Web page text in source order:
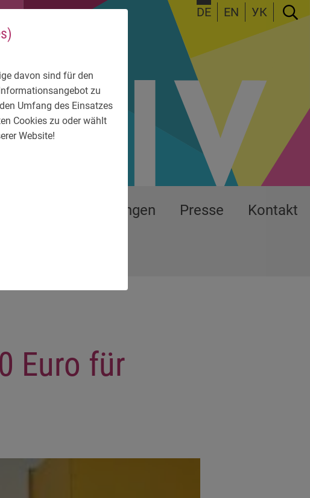
davon sind für den
zu
Umfang des Einsatzes
Cookies zu oder wählt
Website!
DE EN УК
Ausstellungen Presse Kontakt
Euro für